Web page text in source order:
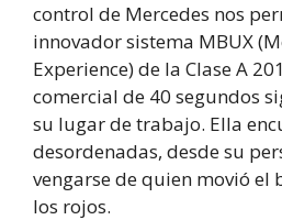
control de Mercedes nos
innovador sistema MBUX
Experience) de la Clase A
comercial de 40 segundos
su lugar de trabajo. Ella
desordenadas, desde su
vengarse de quien movió el
los rojos.